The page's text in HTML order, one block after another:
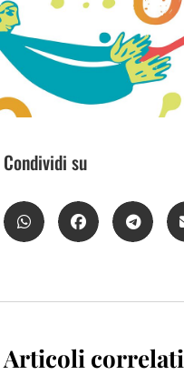
Condividi su
Articoli correlati